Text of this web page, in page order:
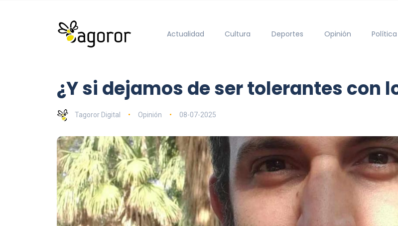
Actualidad Cultura Deportes Opinión Política
¿Y si dejamos de ser tolerantes con
Tagoror Digital Opinión 08-07-2025